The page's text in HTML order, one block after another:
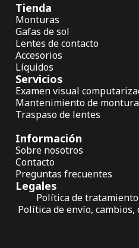
Tienda
Monturas
Gafas de sol
Lentes de contacto
Accesorios
Líquidos
Servicios
Examen visual
Mantenimiento de
Traspaso de lentes
Información
Sobre nosotros
Contacto
Preguntas frecuentes
Legales
Política de
Política de envío,